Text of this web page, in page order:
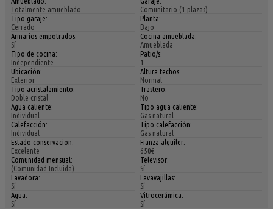
Totalmente amueblado
Comunitario (1 plazas)
Tipo garaje:
Cerrado
Planta:
Bajo
Armarios empotrados:
Sí
Cocina amueblada:
Amueblada
Tipo de cocina:
Independiente
Patio/s:
1
Ubicación:
Exterior
Altura techos:
Normal
Tipo acristalamiento:
Doble cristal
Trastero:
No
Agua caliente:
Individual
Tipo agua caliente:
Gas natural
Calefacción:
Individual
Tipo calefacción:
Gas natural
Estado conservacion:
Excelente
Fianza alquiler:
650€
Comunidad mensual:
(Comunidad Incluida)
Televisor:
Sí
Lavadora:
Sí
Lavavajillas:
Sí
Agua:
Sí
Vitrocerámica:
Sí